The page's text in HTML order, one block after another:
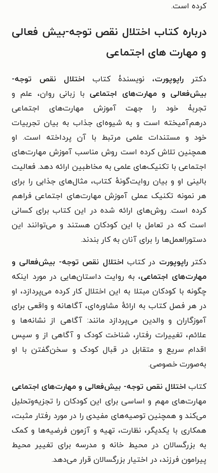
کرده است.
درباره کتاب اختلال نقص توجه-بیش فعالی
و مهارت های اجتماعی
دکتر راپوپورت، نویسندۀ کتاب اختلال نقص توجه-
بیش‌فعالی و مهارت‌های اجتماعی با زبانی روان، علم و
تجربۀ خود را جهت آموزش مهارت‌های اجتماعی
درهم‌آمیخته است و به شیوه‌ای جذاب به بیان تجربیات
خود و مستندات علمی مرتبط با آن پرداخته است. او
همچنین تلاش کرده است روش مناسب آموزش مهارت‌های
اجتماعی با تکنیک‌های علمی به مخاطبین ارائه دهد. فعالیت
بالینی او و بیان روایت‌گونهٔ کتاب، مثال‌های جذابی را برای
هر نمونه تکنیک عملی آموزش مهارت‌های اجتماعی فراهم
کرده است. روش‌های ارائه شده در این کتاب برای کسانی
است که در تعامل با این کودکان هستند و می‌توانند این
دستورالعمل‌ها را برای آنان به کار بندند.
دکترراپوپورت در کتاب اختلال نقص توجه- بیش‌فعالی و
مهارت‌های اجتماعی، به روایت داستان‌هایی در مورد اینکه
چگونه با کودکان مبتلا به این اختلال کار کرده می‌پردازد، او
در هر فصل کتاب به ارائهٔ مشاوره‌ای، آگاهانه و واقعی برای
آموزگاران و والدین می‌پردازد مانند: آگاهی از نشانه‌ها و
علائم، تغییرات رفتار، شناخت کودک و آگاهی از و سپس
اقدام سریع و متقابل در قبال کودک و سخن‌گفتن با او
به‌صورت خصوصی.
کتاب اختلال نقص توجه- بیش‌فعالی و مهارت‌های اجتماعی
مهارت‌های مهم و اساسی برای این کودکان را تجزیه‌وتحلیل
می‌کند و همچنین توصیه‌های مفیدی را در مورد رفتار مثبت،
همکاری با یکدیگر، نظارت، تهیه و آزمون فرضیه‌ها و کمک
به بزرگسالان در محیط خانه و مدرسه برای تغییر محیط
پیرامون فرزند، در اختیار بزرگسالان قرار می‌دهد.